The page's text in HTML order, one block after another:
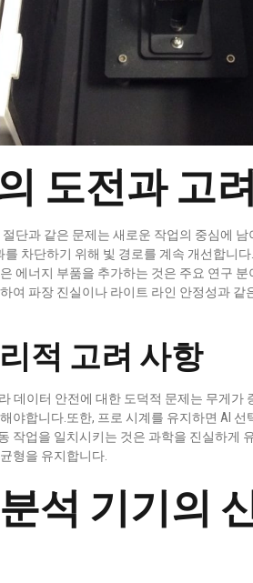
도전과 고
단과 같은 문제는 새로운 작업의 중심에
차단하기 위해 빛 경로를 계속 개선합니
에너지 부품을 추가하는 것은 주요 연구
여 파장 진실이나 라이트 라인 안정성과 같
적 고려 사항
데이터 안전에 대한 도덕적 문제는 무게가
야합니다.또한, 프로 시계를 유지하면 AI
작업을 일치시키는 것은 과학을 진실하게
형을 유지합니다.
석 기기의